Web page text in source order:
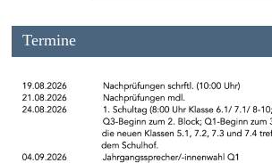
Termine